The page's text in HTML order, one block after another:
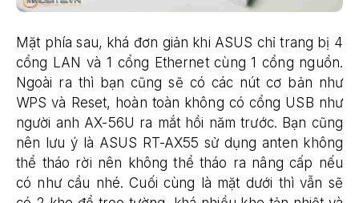
Mặt phía sau, khá đơn giản khi ASUS chỉ trang bị 4
cổng LAN và 1 cổng Ethernet cùng 1 cổng nguồn.
Ngoài ra thì bạn cũng sẽ có các nút cơ bản như
WPS và Reset, hoàn toàn không có cổng USB như
người anh AX-56U ra mắt hồi năm trước. Bạn cũng
nên lưu ý là ASUS RT-AX55 sử dụng anten không
thể tháo rời nên không thể tháo ra nâng cấp nếu
có như cầu nhé. Cuối cùng là mặt dưới thì vẫn sẽ